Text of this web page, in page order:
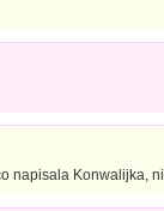
napisala Konwalijka,